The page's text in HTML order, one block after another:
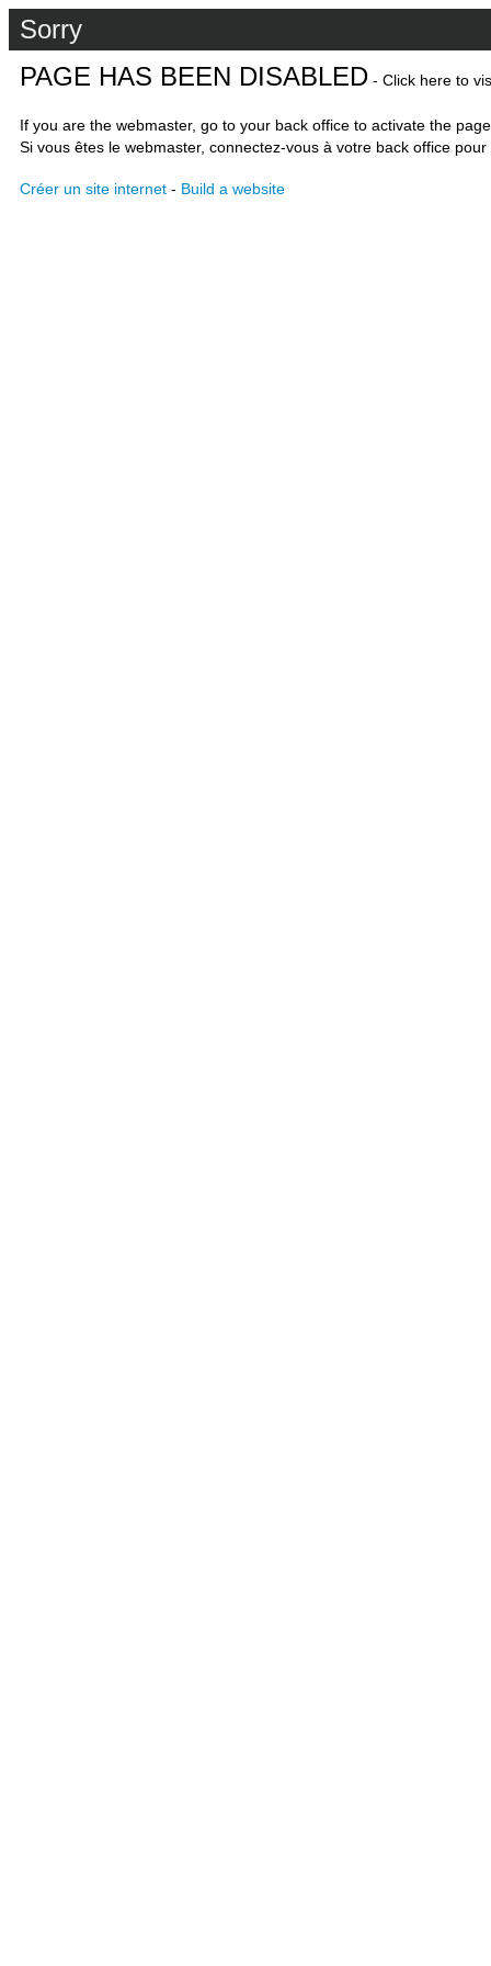
Sorry
PAGE HAS BEEN DISABLED - Click here to
If you are the webmaster, go to your back office to activate the
Si vous êtes le webmaster, connectez-vous à votre back office
Créer un site internet - Build a website